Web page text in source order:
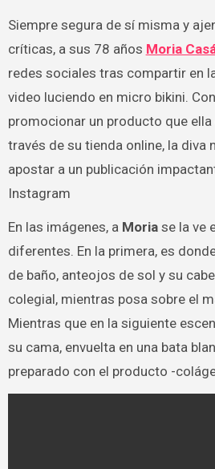
Siempre segura de sí misma y
críticas, a sus 78 años Moria
redes sociales tras compartir en
video luciendo en micro bikini.
promocionar un producto que ella
través de su tienda online, la diva
apostar a un publicación
Instagram
En las imágenes, a Moriase la ve
diferentes. En la primera, es
de baño, anteojos de sol y su
colegial, mientras posa sobre el
Mientras que en la siguiente
su cama, envuelta en una bata
preparado con el producto -